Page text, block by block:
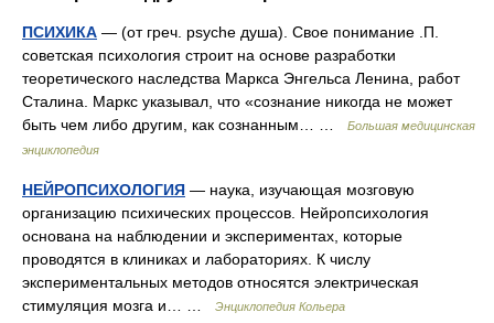
ПСИХИКА — (от греч. psyche душа). Свое понимание .П.
советская психология строит на основе разработки
теоретического наследства Маркса Энгельса Ленина, работ
Сталина. Маркс указывал, что «сознание никогда не может
быть чем либо другим, как сознанным… …
Большая медицинская
энциклопедия
НЕЙРОПСИХОЛОГИЯ — наука, изучающая мозговую
организацию психических процессов. Нейропсихология
основана на наблюдении и экспериментах, которые
проводятся в клиниках и лабораториях. К числу
экспериментальных методов относятся электрическая
стимуляция мозга и… …
Энциклопедия Кольера